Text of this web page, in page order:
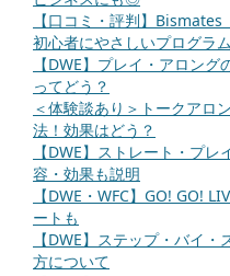
【口コミ・評判】Bismates
初心者にやさしいプログラ
【DWE】プレイ・アロン
ってどう？
＜体験談あり＞トークアロ
法！効果はどう？
【DWE】ストレート・プ
容・効果も説明
【DWE・WFC】GO! GO!
ートも
【DWE】ステップ・バイ
方について